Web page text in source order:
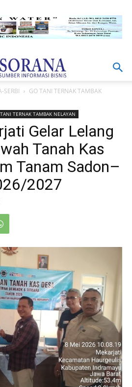
SERBI
GO TANI TERNAK TAMBAK
TERNAK TAMBAK NELAYAN
Gelar Lelang
Tanah Kas
Tanam Sadon–
2027